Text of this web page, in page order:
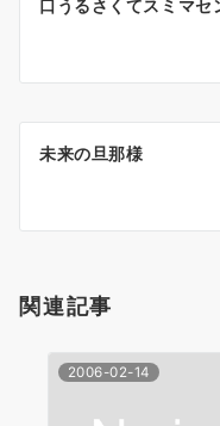
ゲ
シ
ン
口うるさくてスミマセ
未来の旦那様
関連記事
2006-02-14